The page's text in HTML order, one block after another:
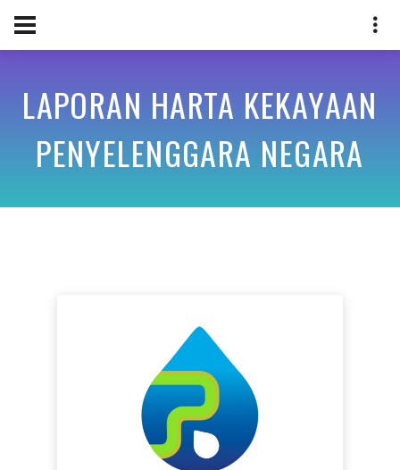
LAPORAN HARTA KEKAYAAN
PENYELENGGARA NEGARA